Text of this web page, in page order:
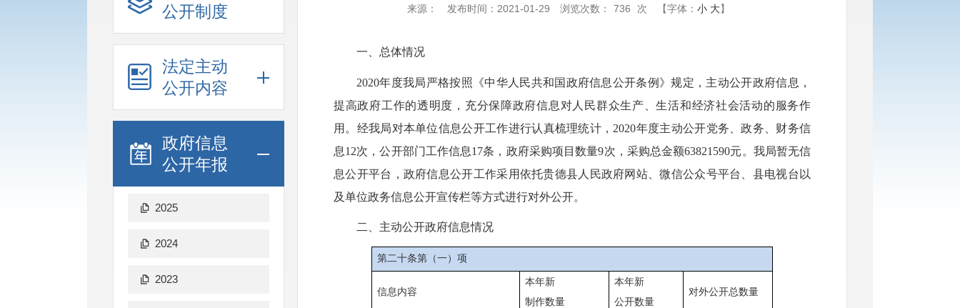
公开制度
法定主动
公开内容
政府信息
公开年报
2025
2024
2023
来源： 发布时间：2021-01-29 浏览次数： 736 次 【字体： 小 大】
一、总体情况
2020年度我局严格按照《中华人民共和国政府信息公开条例》规定，主动公开政府信息，
提高政府工作的透明度，充分保障政府信息对人民群众生产、生活和经济社会活动的服务作
用。经我局对本单位信息公开工作进行认真梳理统计， 2020年度主动公开党务、政务、财务信
息12次，公开部门工作信息17条，政府采购项目数量9次，采购总金额63821590元。我局暂无信
息公开平台，政府信息公开工作采用依托贵德县人民政府网站、微信公众号平台、县电视台以
及单位政务信息公开宣传栏等方式进行对外公开。
二、主动公开政府信息情况
第二十条第（一）项
信息内容
本年新
制作数量
本年新
公开数量
对外公开总数量